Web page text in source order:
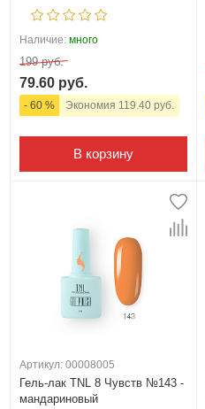
Наличие: много
199 руб.
79.60 руб.
- 60 % Экономия 119.40 руб.
В корзину
Артикул: 00008005
Гель-лак TNL 8 Чувств №143 -
мандариновый